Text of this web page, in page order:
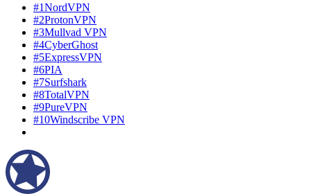
#1NordVPN
#2ProtonVPN
#3Mullvad VPN
#4CyberGhost
#5ExpressVPN
#6PIA
#7Surfshark
#8TotalVPN
#9PureVPN
#10Windscribe VPN